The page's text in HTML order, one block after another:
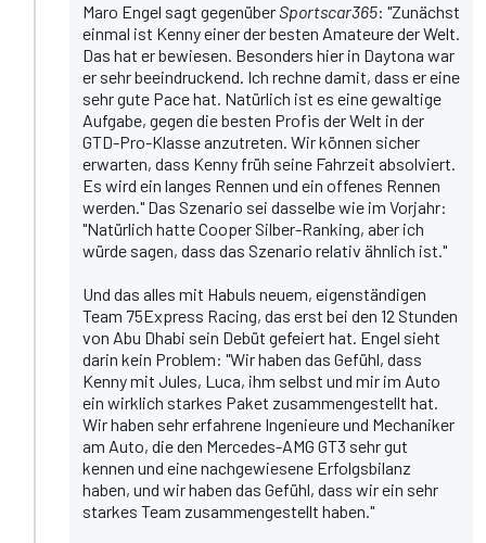
Maro Engel sagt gegenüberSportscar365: "Zunächst
einmal ist Kenny einer der besten Amateure der Welt.
Das hat er bewiesen. Besonders hier in Daytona war
er sehr beeindruckend. Ich rechne damit, dass er eine
sehr gute Pace hat. Natürlich ist es eine gewaltige
Aufgabe, gegen die besten Profis der Welt in der
GTD-Pro-Klasse anzutreten. Wir können sicher
erwarten, dass Kenny früh seine Fahrzeit absolviert.
Es wird ein langes Rennen und ein offenes Rennen
werden." Das Szenario sei dasselbe wie im Vorjahr:
"Natürlich hatte Cooper Silber-Ranking, aber ich
würde sagen, dass das Szenario relativ ähnlich ist."
Und das alles mit Habuls neuem, eigenständigen
Team 75Express Racing, das erst bei den 12 Stunden
von Abu Dhabi sein Debüt gefeiert hat. Engel sieht
darin kein Problem: "Wir haben das Gefühl, dass
Kenny mit Jules, Luca, ihm selbst und mir im Auto
ein wirklich starkes Paket zusammengestellt hat.
Wir haben sehr erfahrene Ingenieure und Mechaniker
am Auto, die den Mercedes-AMG GT3 sehr gut
kennen und eine nachgewiesene Erfolgsbilanz
haben, und wir haben das Gefühl, dass wir ein sehr
starkes Team zusammengestellt haben."